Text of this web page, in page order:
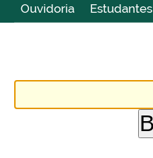
Ouvidoria
Estudantes